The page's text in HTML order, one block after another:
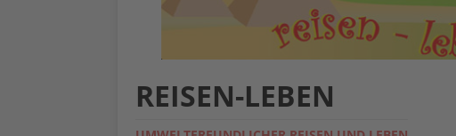
REISEN-LEBEN